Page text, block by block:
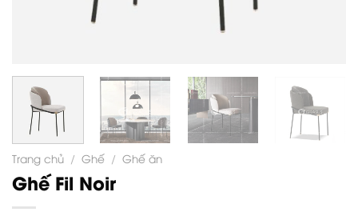
Trang chủ / Ghế / Ghế ăn
Ghế Fil Noir